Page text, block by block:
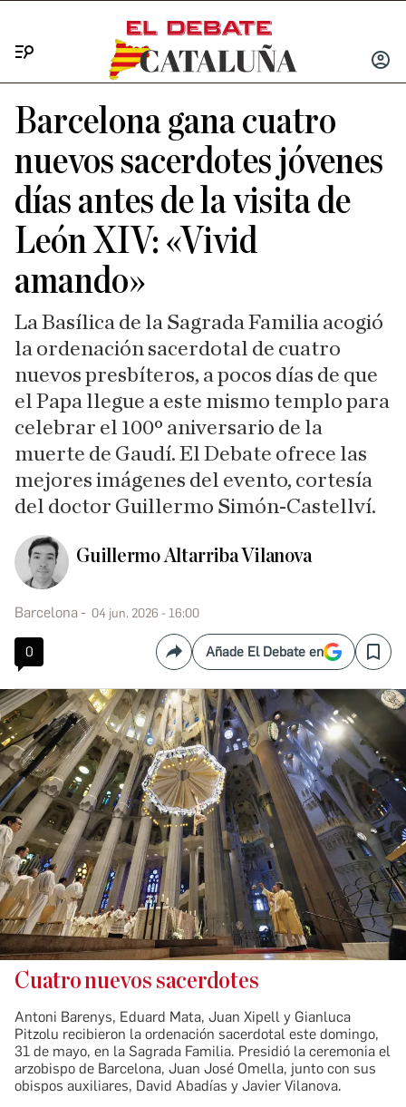
INICIAR
Barcelona gana cuatro
nuevos sacerdotes jóvenes
días antes de la visita de
León XIV: «Vivid
amando»
La Basílica de la Sagrada Familia acogió
la ordenación sacerdotal de cuatro
nuevos presbíteros, a pocos días de que
el Papa llegue a este mismo templo para
celebrar el 100º aniversario de la
muerte de Gaudí. El Debate ofrece las
mejores imágenes del evento, cortesía
del doctor Guillermo Simón-Castellví.
Guillermo Altarriba Vilanova
Barcelona 04 jun. 2026 - 16:00
0 CompartirAñade El Debate en Save
Cuatro nuevos sacerdotes
Antoni Barenys, Eduard Mata, Juan Xipell y Gianluca
Pitzolu recibieron la ordenación sacerdotal este domingo,
31 de mayo, en la Sagrada Familia. Presidió la ceremonia el
arzobispo de Barcelona, Juan José Omella, junto con sus
obispos auxiliares, David Abadías y Javier Vilanova.